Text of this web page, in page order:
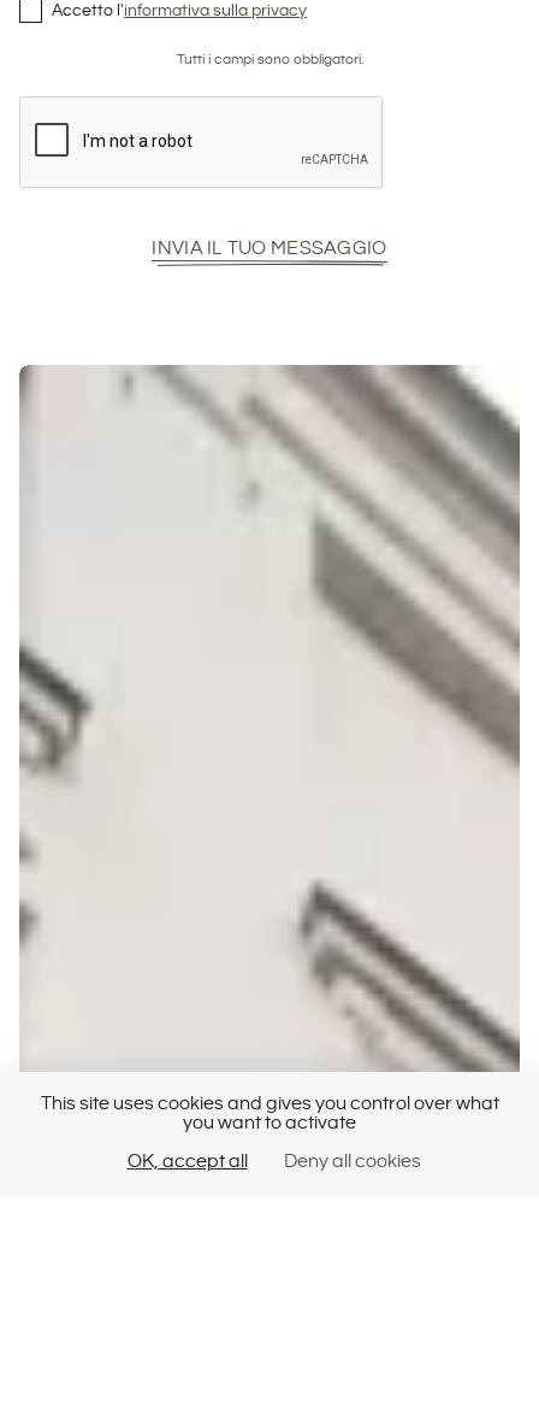
Accetto l'informativa sulla privacy
Tutti i campi sono obbligatori.
This site uses cookies and gives you control over what
you want to activate
OK, accept all
Deny all cookies